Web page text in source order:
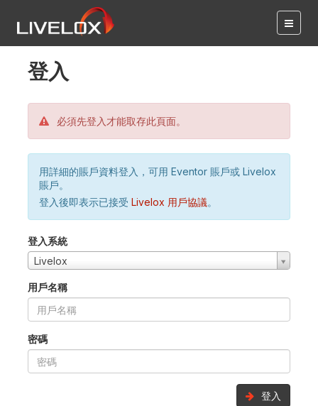
登入
必須先登入才能取存此頁面。
用詳細的賬戶資料登入，可用 Eventor 賬戶或 Livelox
賬戶。
登入後即表示已接受 Livelox 用戶協議。
登入系統
Livelox
用戶名稱
密碼
登入